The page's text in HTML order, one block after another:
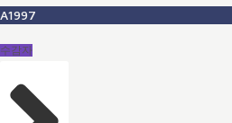
A1997
수감자